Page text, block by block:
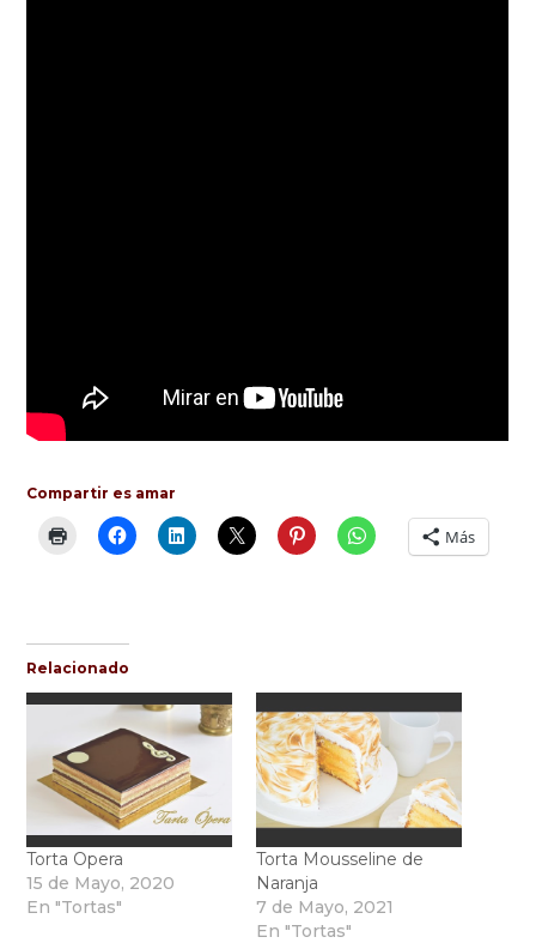
Compartir es amar
Más
Relacionado
Torta Opera
15 de Mayo, 2020
En "Tortas"
Torta Mousseline de
Naranja
7 de Mayo, 2021
En "Tortas"